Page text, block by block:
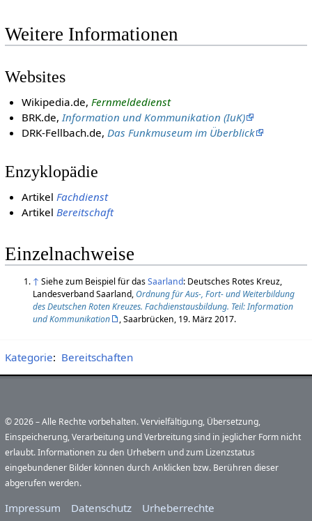
Weitere Informationen
Websites
Wikipedia.de,Fernmeldedienst
BRK.de,Information und Kommunikation (IuK)
DRK-Fellbach.de,Das Funkmuseum im Überblick
Enzyklopädie
ArtikelFachdienst
ArtikelBereitschaft
Einzelnachweise
↑ Siehe zum Beispiel für dasSaarland: Deutsches Rotes Kreuz,
Landesverband Saarland, Ordnung für Aus-, Fort- und Weiterbildung
des Deutschen Roten Kreuzes. Fachdienstausbildung. Teil: Information
und Kommunikation
, Saarbrücken, 19. März 2017.
Kategorie: Bereitschaften
© 2026 – Alle Rechte vorbehalten. Vervielfältigung, Übersetzung,
Einspeicherung, Verarbeitung und Verbreitung sind in jeglicher Form nicht
erlaubt. Informationen zu den Urhebern und zum Lizenzstatus
eingebundener Bilder können durch Anklicken bzw. Berühren dieser
abgerufen werden.
Impressum Datenschutz Urheberrechte